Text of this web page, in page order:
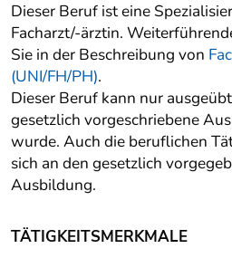
Dieser Beruf ist eine
Facharzt/-ärztin.
Sie in der Beschreibung von
(UNI/FH/PH).
Dieser Beruf kann nur
gesetzlich vorgeschriebene
wurde. Auch die beruflichen
sich an den gesetzlich
Ausbildung.
TÄTIGKEITSMERKMALE